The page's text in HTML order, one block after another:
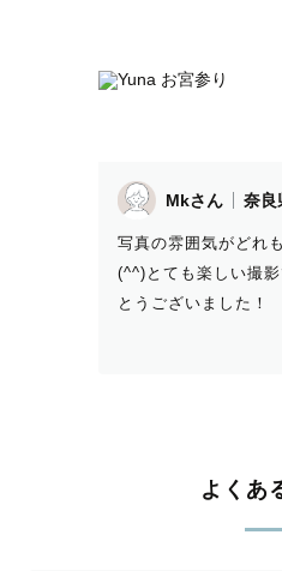
Mkさん 奈良
写真の雰囲気がどれ
(^^)とても楽しい撮
とうございました！
よくあ